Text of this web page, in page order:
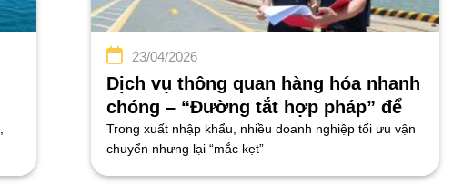
Dịch vụ thông quan hàng hóa nhanh
chóng – “Đường tắt hợp pháp” để
tăng tốc dòng chảy hàng hóa
23/04/2026
Trong xuất nhập khẩu, nhiều doanh nghiệp tối ưu vận
chuyển nhưng lại “mắc kẹt”